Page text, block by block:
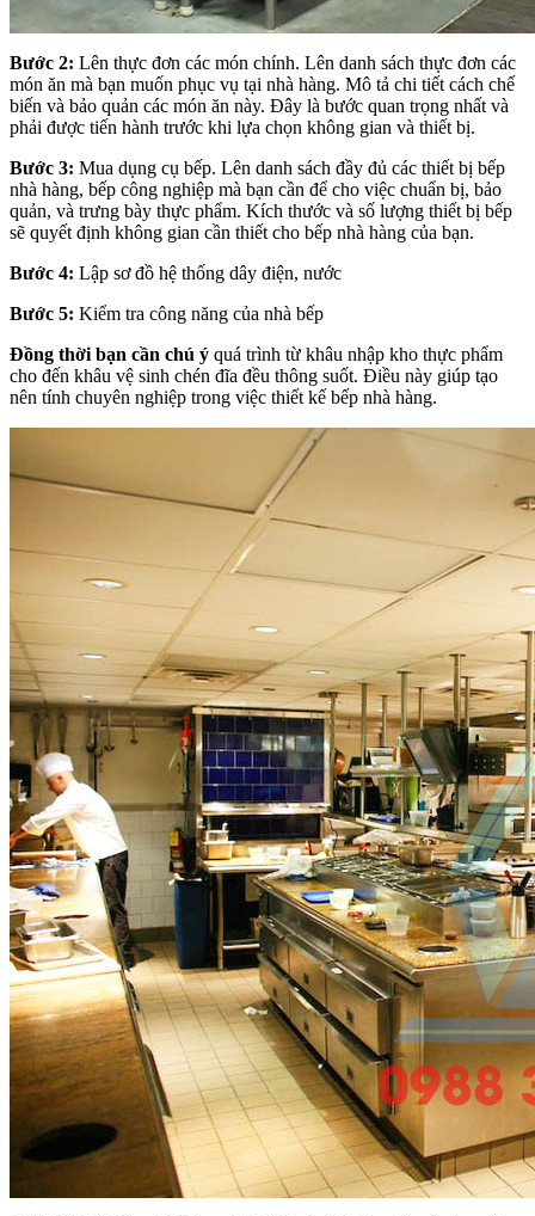
Bước 2: Lên thực đơn các món chính. Lên danh sách thực đơn các
món ăn mà bạn muốn phục vụ tại nhà hàng. Mô tả chi tiết cách chế
biến và bảo quản các món ăn này. Đây là bước quan trọng nhất và
phải được tiến hành trước khi lựa chọn không gian và thiết bị.
Bước 3: Mua dụng cụ bếp. Lên danh sách đầy đủ các thiết bị bếp
nhà hàng, bếp công nghiệp mà bạn cần để cho việc chuẩn bị, bảo
quản, và trưng bày thực phẩm. Kích thước và số lượng thiết bị bếp
sẽ quyết định không gian cần thiết cho bếp nhà hàng của bạn.
Bước 4: Lập sơ đồ hệ thống dây điện, nước
Bước 5: Kiểm tra công năng của nhà bếp
Đồng thời bạn cần chú ý quá trình từ khâu nhập kho thực phẩm
cho đến khâu vệ sinh chén đĩa đều thông suốt. Điều này giúp tạo
nên tính chuyên nghiệp trong việc thiết kế bếp nhà hàng.